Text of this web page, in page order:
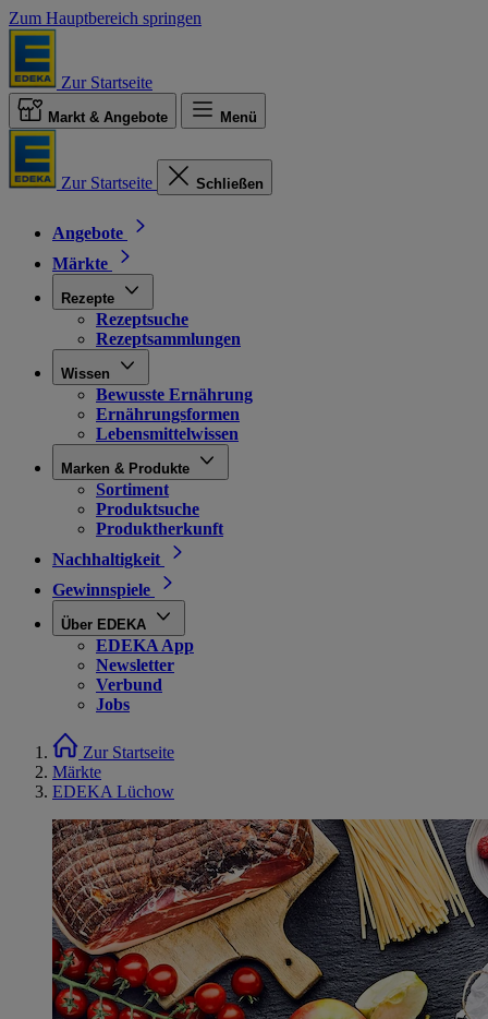
Zum Hauptbereich springen
Zur Startseite
Markt & Angebote Menü
Zur Startseite Schließen
Angebote
Märkte
Rezepte
Rezeptsuche
Rezeptsammlungen
Wissen
Bewusste Ernährung
Ernährungsformen
Lebensmittelwissen
Marken & Produkte
Sortiment
Produktsuche
Produktherkunft
Nachhaltigkeit
Gewinnspiele
Über EDEKA
EDEKA App
Newsletter
Verbund
Jobs
Zur Startseite
Märkte
EDEKA Lüchow